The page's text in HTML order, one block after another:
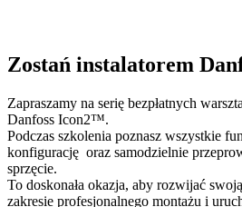
Zostań instalatorem
Zapraszamy na serię bezpłatnych
Danfoss Icon2™.
Podczas szkolenia poznasz wszystkie
konfigurację oraz samodzielnie
sprzęcie.
To doskonała okazja, aby rozwijać
zakresie profesjonalnego montażu i